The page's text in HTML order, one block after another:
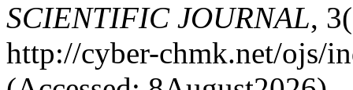
SCIENTIFIC JOURNAL,
http://cyber-chmk.net/ojs/